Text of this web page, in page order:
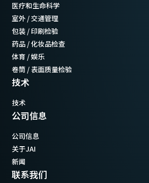
医疗和生命科学
室外 / 交通管理
包装 / 印刷检验
药品 / 化妆品检查
体育 / 娱乐
卷筒 / 表面质量检验
技术
技术
公司信息
公司信息
关于JAI
新闻
联系我们